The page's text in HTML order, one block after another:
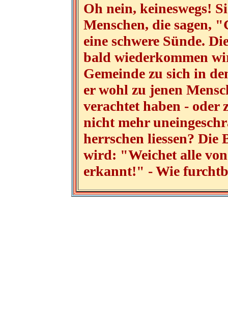
Oh nein, keineswegs!
Menschen, die sagen,
eine schwere Sünde.
bald wiederkommen
Gemeinde zu sich in
er wohl zu jenen
verachtet haben -
nicht mehr
herrschen liessen? Die
wird: "Weichet alle
erkannt!" - Wie